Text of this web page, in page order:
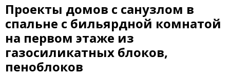
Проекты домов с санузлом в
спальне с бильярдной комнатой
на первом этаже из
газосиликатных блоков,
пеноблоков